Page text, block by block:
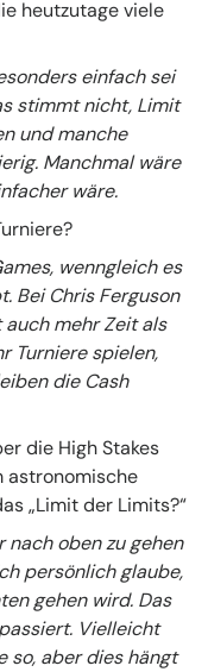
heutzutage viele
einfach sei
stimmt nicht, Limit
und manche
Manchmal wäre
wäre.
wenngleich es
Bei Chris Ferguson
mehr Zeit als
Turniere spielen,
die Cash
die High Stakes
astronomische
„Limit der Limits?“
oben zu gehen
persönlich glaube,
gehen wird. Das
Vielleicht
so, aber dies hängt